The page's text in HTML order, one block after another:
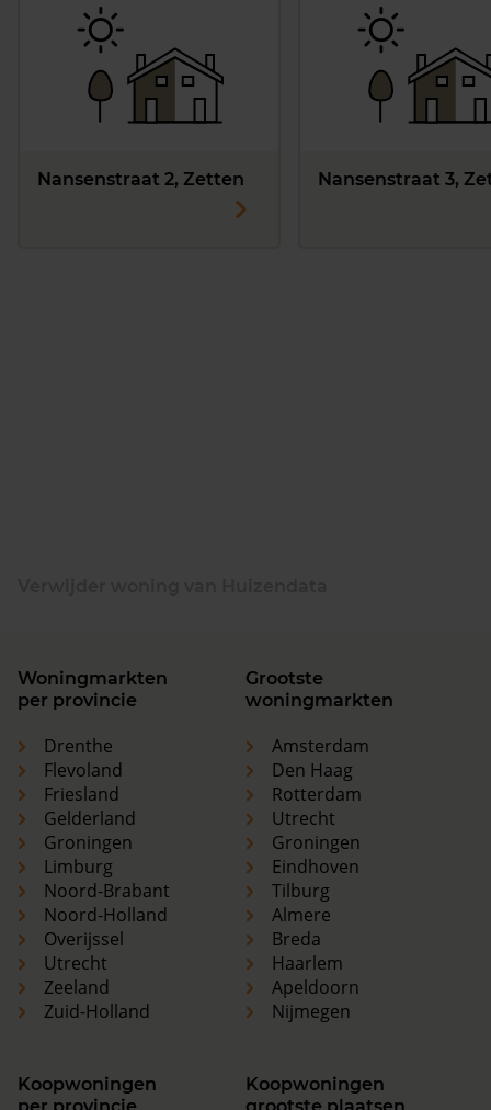
Nansenstraat 2, Zetten Nansenstraat 3,
Woningmarkten
per provincie
Drenthe
Flevoland
Friesland
Gelderland
Groningen
Limburg
Noord-Brabant
Noord-Holland
Overijssel
Utrecht
Zeeland
Zuid-Holland
Grootste
woningmarkten
Amsterdam
Den Haag
Rotterdam
Utrecht
Groningen
Eindhoven
Tilburg
Almere
Breda
Haarlem
Apeldoorn
Nijmegen
Koopwoningen
Koopwoningen